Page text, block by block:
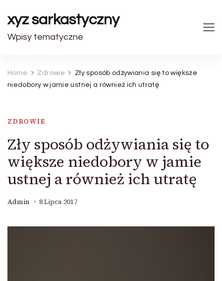
xyz sarkastyczny
Wpisy tematyczne
Home Zdrowie
Zły sposób odżywiania się to większe
niedobory w jamie ustnej a również ich utratę
ZDROWIE
Zły sposób odżywiania się to
większe niedobory w jamie
ustnej a również ich utratę
Admin 8 Lipca 2017